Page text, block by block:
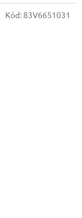
Kód:83V6651031